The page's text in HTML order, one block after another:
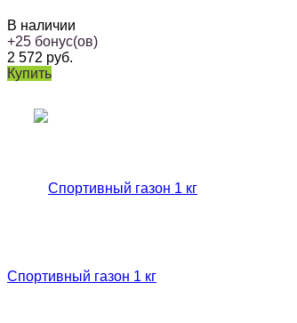
В наличии
+25 бонус(ов)
2 572 руб.
Купить
Спортивный газон 1 кг